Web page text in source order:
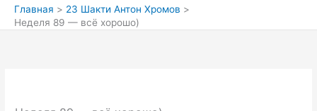
Главная
23 Шакти Антон Хромов
Неделя 89 — всё хорошо)